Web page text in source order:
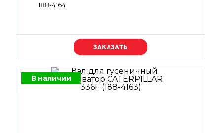
188-4164
Уточняйте цену
В наличии